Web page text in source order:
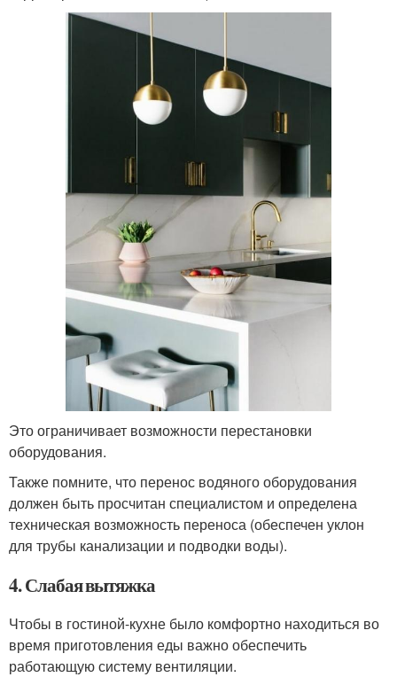
Это ограничивает возможности перестановки
оборудования.
Также помните, что перенос водяного оборудования
должен быть просчитан специалистом и определена
техническая возможность переноса (обеспечен уклон
для трубы канализации и подводки воды).
4. Слабая вытяжка
Чтобы в гостиной-кухне было комфортно находиться во
время приготовления еды важно обеспечить
работающую систему вентиляции.